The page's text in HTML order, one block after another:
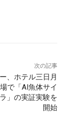
次の記事
、ホテル三日月
で「AI魚体サイ
」の実証実験を
開始